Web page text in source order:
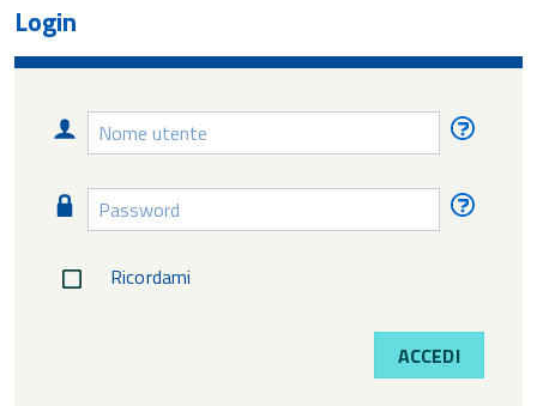
Login
Nome
utente
Password
Ricordami
ACCEDI